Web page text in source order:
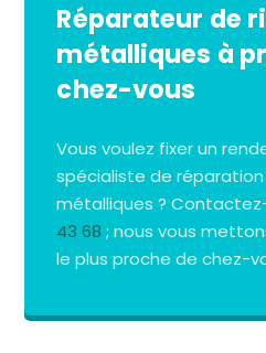
Réparateur de
métalliques à
chez-vous
Vous voulez fixer un
spécialiste de
métalliques ?
43 68 ; nous vous
le plus proche de chez-